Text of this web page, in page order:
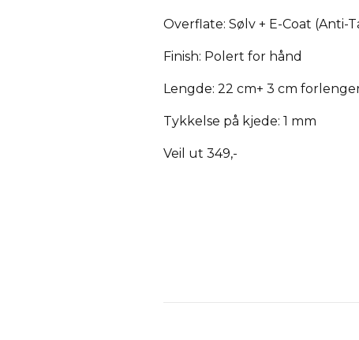
Overflate: Sølv + E-Coat (Anti-
Finish: Polert for hånd
Lengde: 22 cm+ 3 cm
Tykkelse på kjede: 1 mm
Veil ut 349,-